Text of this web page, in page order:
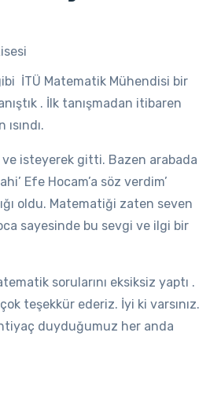
İTÜ Matematik Mühendisi bir
. İlk tanışmadan itibaren
isteyerek gitti. Bazen arabada
Efe Hocam’a söz verdim’
oldu. Matematiği zaten seven
sayesinde bu sevgi ve ilgi bir
sorularını eksiksiz yaptı .
teşekkür ederiz. İyi ki varsınız.
duyduğumuz her anda